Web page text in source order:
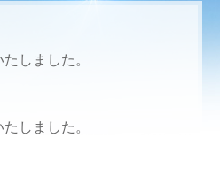
しました。
しました。